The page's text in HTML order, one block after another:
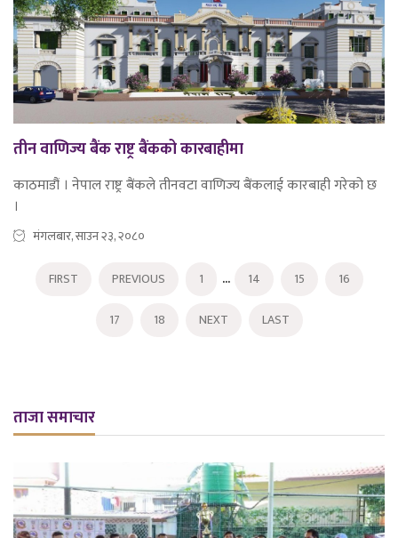
तीन वाणिज्य बैंक राष्ट्र बैंकको कारबाहीमा
काठमाडौं । नेपाल राष्ट्र बैंकले तीनवटा वाणिज्य बैंकलाई कारबाही गरेको छ
।
मंगलबार, साउन २३, २०८०
FIRST PREVIOUS 1 ... 14 15
16
17
18 NEXT LAST
ताजा समाचार